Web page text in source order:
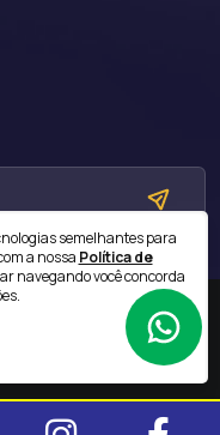
semelhantes para
a nossa Política de
navegando você concorda
direitos reservados.